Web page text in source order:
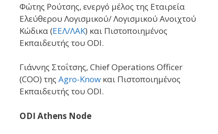
Φώτης Ρούτσης, ενεργό μέλος της Εταιρεία
Ελεύθερου Λογισμικού/ Λογισμικού Ανοιχτού
Κώδικα (ΕΕΛ/ΛΑΚ) και Πιστοποιημένος
Εκπαιδευτής του ODI.
Γιάννης Στοΐτσης, Chief Operations Officer
(COO) της Agro-Know και Πιστοποιημένος
Εκπαιδευτής του ODI.
ODI Athens Node